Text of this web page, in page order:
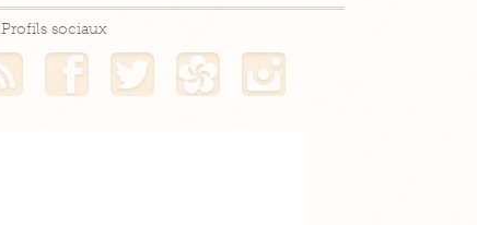
Profils sociaux
Mon flux RSS Mon profil FacebookMon profil TwitterMon profil Hellocoton